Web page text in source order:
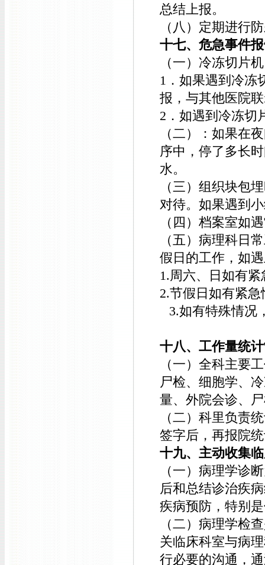
总结上报。
（八）定期进行
十七、危急事件
（一）冷冻切片
1．如果遇到冷冻
报，与其他医院
2．如遇到冷冻切
（二）：如果在
序中，停了多长
水。
（三）组织块包
对待。如果遇到
（四）档案室如
（五）病理科日
假日的工作，如
1.周六、日如有
2.节假日如有紧
3.如有特殊情况
十八、工作量统
（一）全科主要
尸检、细胞学、
量、外院会诊、
（二）科里负责
签字后，再报院
十九、主动收集
（一）病理学诊
后和总结诊治疾
疾病预防，特别
（二）病理学检
关临床科室与病
行必要的沟通，